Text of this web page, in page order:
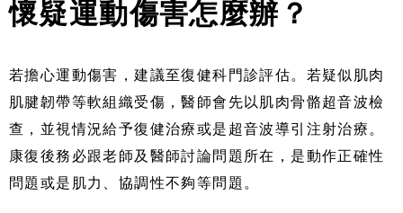
懷疑運動傷害怎麼辦？
若擔心運動傷害，建議至復健科門診評估。若疑似肌肉
肌腱韌帶等軟組織受傷，醫師會先以肌肉骨骼超音波檢
查，並視情況給予復健治療或是超音波導引注射治療。
康復後務必跟老師及醫師討論問題所在，是動作正確性
問題或是肌力、協調性不夠等問題。